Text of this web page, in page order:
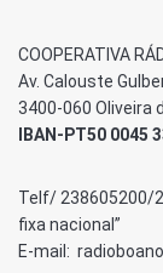
COOPERATIVA
Av. Calouste
3400-060 Oliveira
IBAN-PT50 0045
Telf/ 238605200/
fixa nacional”
E-mail: